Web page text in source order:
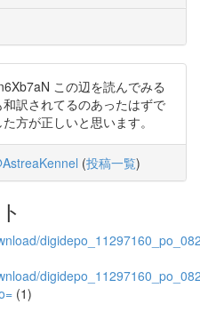
この辺を読んでみる
訳されてるのあったはずで
方が正しいと思います。
(投稿一覧)
(1)